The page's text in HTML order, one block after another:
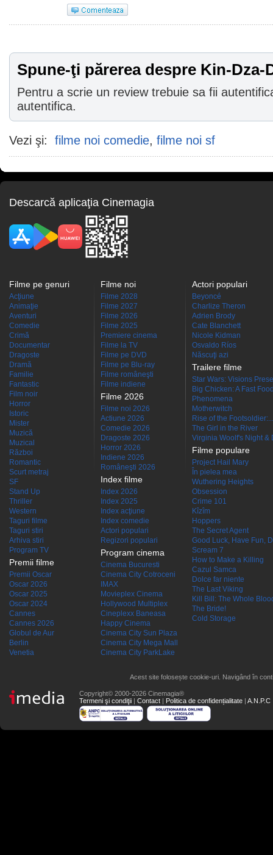
Spune-ţi părerea despre Kin-Dza-
Pentru a scrie un review trebuie sa fii
autentifica.
Vezi şi: filme noi comedie, filme noi sf
Descarcă aplicaţia Cinemagia
Filme pe genuri
Acţiune
Animaţie
Aventuri
Comedie
Crimă
Documentar
Dragoste
Dramă
Familie
Fantastic
Film noir
Horror
Istoric
Mister
Muzică
Muzical
Război
Romantic
Scurt metraj
SF
Stand Up
Thriller
Western
Taguri filme
Taguri stiri
Arhiva stiri
Program TV
Premii filme
Premii Oscar
Oscar 2026
Oscar 2025
Oscar 2024
Cannes
Cannes 2026
Globul de Aur
Berlin
Venetia
Filme noi
Filme 2028
Filme 2027
Filme 2026
Filme 2025
Premiere cinema
Filme la TV
Filme pe DVD
Filme pe Blu-ray
Filme româneşti
Filme indiene
Filme 2026
Filme noi 2026
Actiune 2026
Comedie 2026
Dragoste 2026
Horror 2026
Indiene 2026
Româneşti 2026
Index filme
Index 2026
Index 2025
Index acţiune
Index comedie
Actori populari
Regizori populari
Program cinema
Cinema Bucuresti
Cinema City Cotroceni
IMAX
Movieplex Cinema
Hollywood Multiplex
Cineplexx Baneasa
Happy Cinema
Cinema City Sun Plaza
Cinema City Mega Mall
Cinema City ParkLake
Actori populari
Beyoncé
Charlize Theron
Adrien Brody
Cate Blanchett
Nicole Kidman
Osvaldo Ríos
Născuţi azi
Trailere filme
Star Wars: Visions
Big Chicken: A Fast
Phenomena
Motherwitch
Rise of the Footsoldier:...
The Girl in the River
Virginia Woolf's Night &
Filme populare
Project Hail Mary
În pielea mea
Wuthering Heights
Obsession
Crime 101
Kîzîm
Hoppers
The Secret Agent
Good Luck, Have Fun,
Scream 7
How to Make a Killing
Cazul Samca
Dolce far niente
The Last Viking
Kill Bill: The Whole
The Bride!
Cold Storage
Acest site folosește cookie-uri. Navigând în
Copyright© 2000-2026 Cinemagia®
Termeni şi condiţii | Contact | Politica de confidențialitate | A.N.P.C